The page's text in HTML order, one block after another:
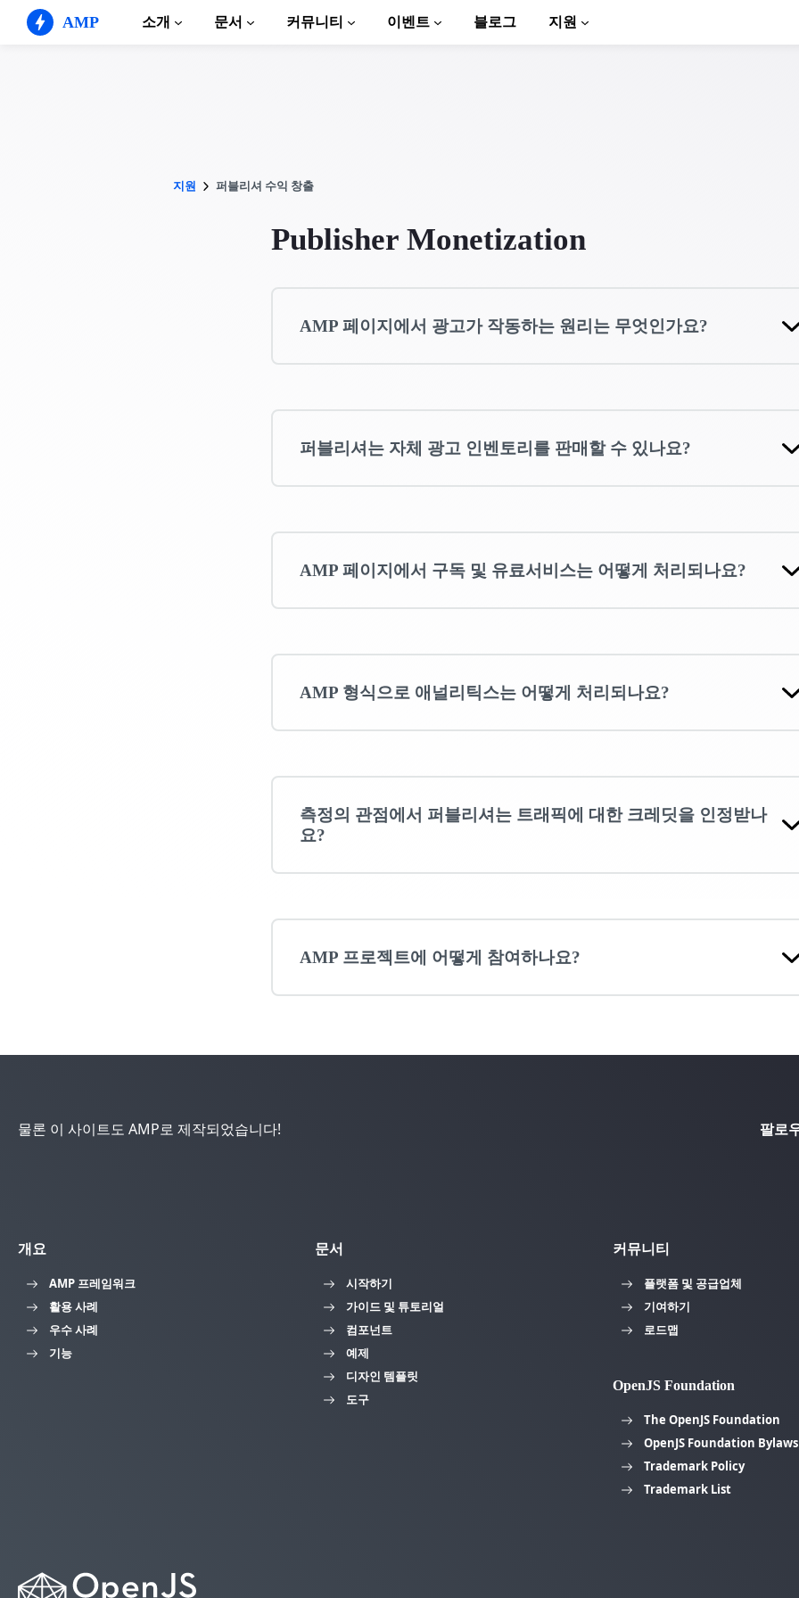
AMP 소개
초고속 웹 광고
문서
AMP 라이브러리
Hands-on introduction to AMP
무료 AMP 학습 과정
템플릿
바로 사용 가능
도구
커뮤니티 이벤트 블로그 지원
지원 퍼블리셔 수익 창출
Publisher Monetization
AMP 페이지에서 광고가 작동하는 원리는 무엇인가요?
퍼블리셔는 자체 광고 인벤토리를 판매할 수 있나요?
AMP 페이지에서 구독 및 유료서비스는 어떻게 처리되나요?
AMP 형식으로 애널리틱스는 어떻게 처리되나요?
측정의 관점에서 퍼블리셔는 트래픽에 대한 크레딧을 인정받나
요?
AMP 프로젝트에 어떻게 참여하나요?
물론 이 사이트도 AMP로 제작되었습니다! 팔로
개요
AMP 프레임워크
활용 사례
우수 사례
기능
문서
시작하기
가이드 및 튜토리얼
컴포넌트
예제
디자인 템플릿
도구
커뮤니티
플랫폼 및 공급업체
기여하기
로드맵
OpenJS Foundation
The OpenJS Foundation
OpenJS Foundation Bylaws
Trademark Policy
Trademark List